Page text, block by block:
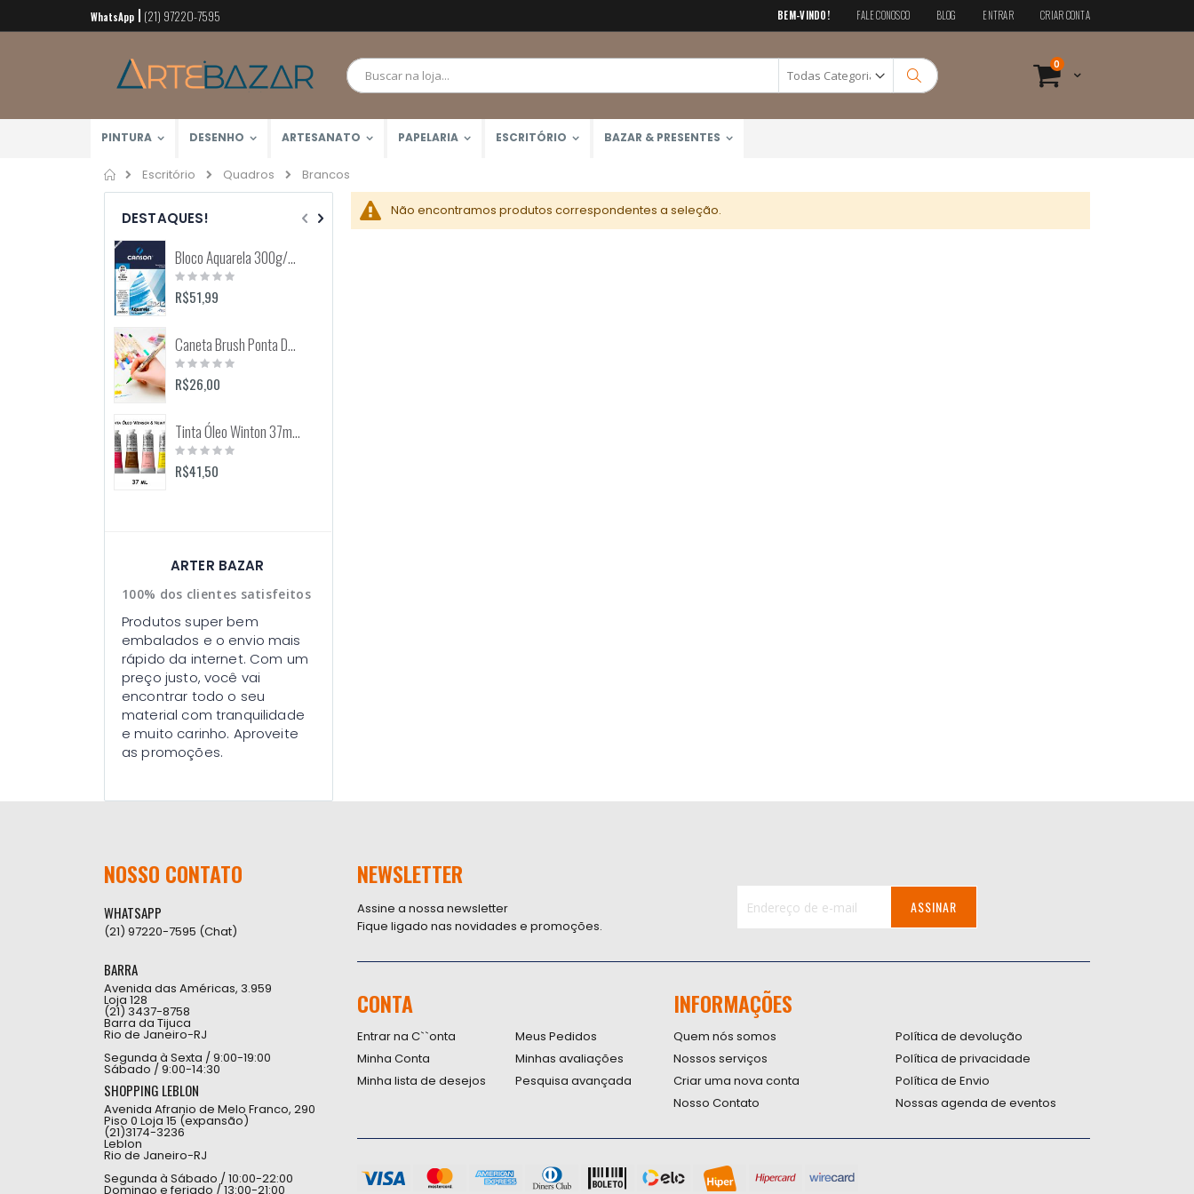
Pular
para
conteúdo
BEM-VINDO! FALE CONOSCO BLOG ENTRAR CRIAR CONTA
Cart
0 itens
Pesquisa
WhatsApp (21) 97220-7595
PINTURA DESENHO ARTESANATO PAPELARIA ESCRITÓRIO BAZAR & PRESENTES
Home
Escritório Quadros Brancos
Não encontramos produtos correspondentes a seleção.
DESTAQUES!
Bloco Aquarela 300g/m2 12 Folhas (Canson)
Rating:
0%
R$51,99
Caneta Brush Ponta Dupla Zig Brushables (Kuretake)
Rating:
0%
R$26,00
Tinta Óleo Winton 37ml (Winsor & Newton)
Rating:
0%
R$41,50
ARTER BAZAR
100% dos clientes satisfeitos
Produtos super bem
embalados e o envio mais
rápido da internet. Com um
preço justo, você vai
encontrar todo o seu
material com tranquilidade
e muito carinho. Aproveite
as promoções.
NOSSO CONTATO
WHATSAPP
(21) 97220-7595 (Chat)
BARRA
Avenida das Américas, 3.959
Loja 128
(21) 3437-8758
Barra da Tijuca
Rio de Janeiro-RJ
Segunda à Sexta / 9:00-19:00
Sábado / 9:00-14:30
SHOPPING LEBLON
Avenida Afranio de Melo Franco, 290
Piso 0 Loja 15 (expansão)
(21)3174-3236
Leblon
Rio de Janeiro-RJ
Segunda à Sábado / 10:00-22:00
Domingo e feriado / 13:00-21:00
NEWSLETTER
Assine a nossa newsletter
Fique ligado nas novidades e promoções.
nossa
Newsletter:
ASSINAR
CONTA
Entrar na C``onta
Minha Conta
Minha lista de desejos
Meus Pedidos
Minhas avaliações
Pesquisa avançada
INFORMAÇÕES
Quem nós somos
Nossos serviços
Criar uma nova conta
Nosso Contato
Política de devolução
Política de privacidade
Política de Envio
Nossas agenda de eventos